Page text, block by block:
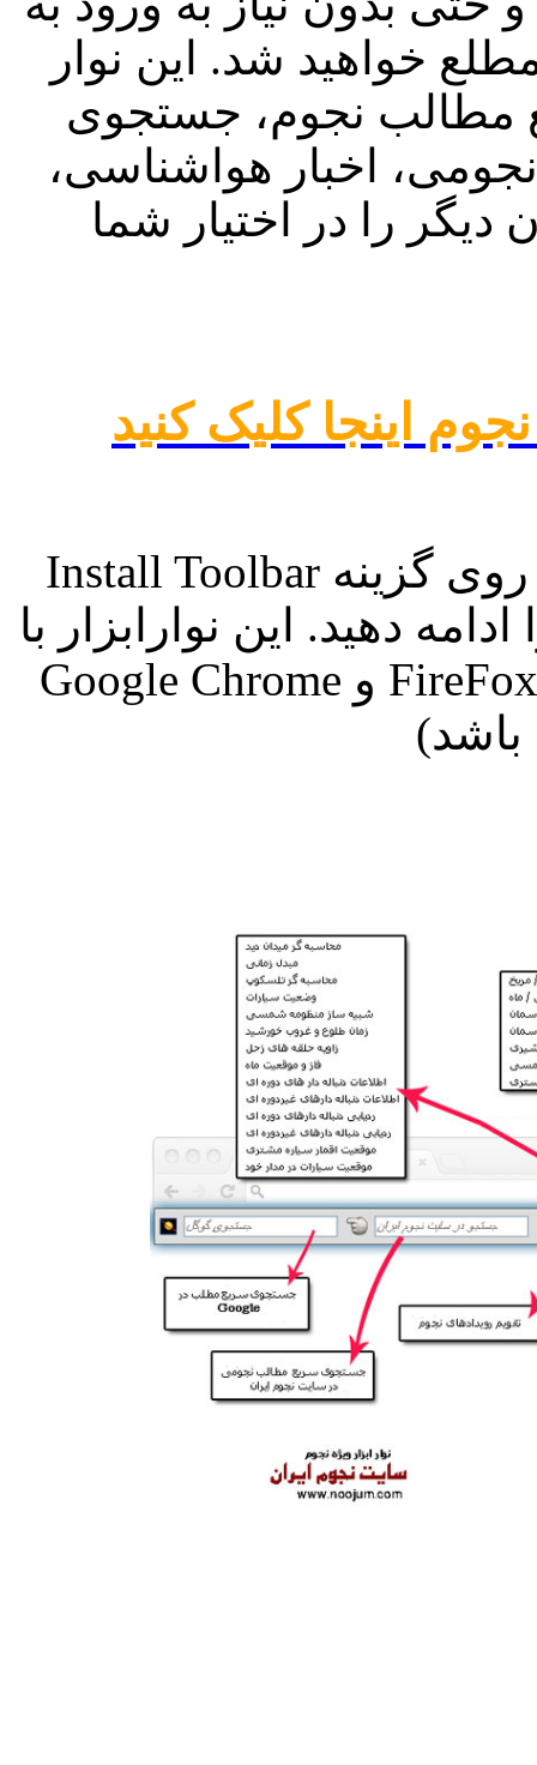
خواهید شد. این نوار
مطالب نجوم، جستجوی
اخبار هواشناسی،
را در اختیار شما
اینجا کلیک کنید
گزینه Install Toolbar
دهید. این نوارابزار با
و Google Chrome